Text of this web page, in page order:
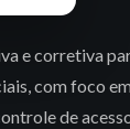
e corretiva
com foco
de